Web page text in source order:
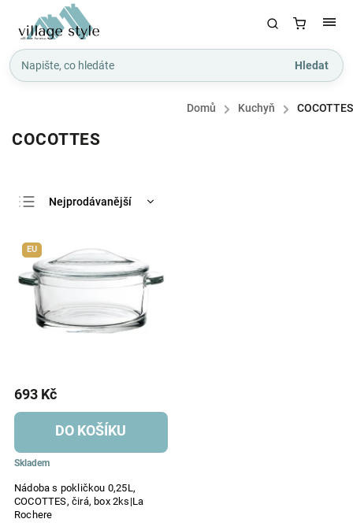
Hledat
Domů / Kuchyň / COCOTTES
COCOTTES
Nejprodávanější
Nejdražší
Abecedně
EU
Nádoba s pokličkou 0,25L,
COCOTTES, čirá, box 2ks|La
Rochere
Skladem
693 Kč
DO KOŠÍKU